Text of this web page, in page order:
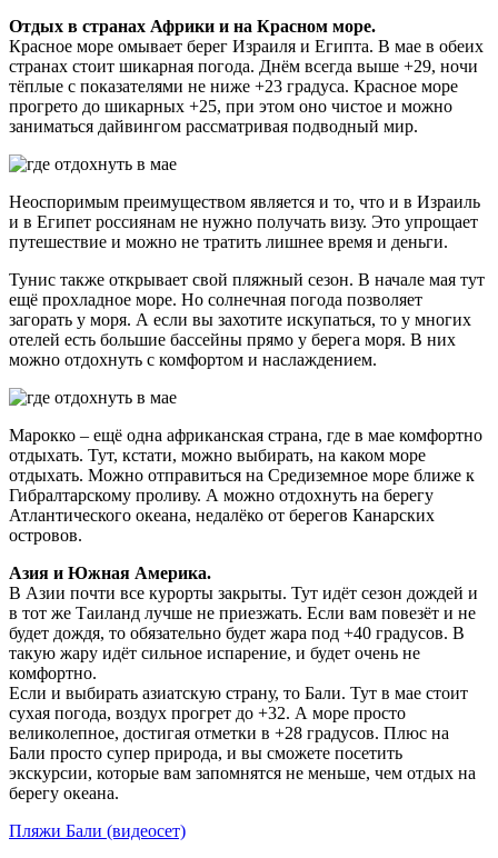
Отдых в странах Африки и на Красном море.
Красное море омывает берег Израиля и Египта. В мае в обеих
странах стоит шикарная погода. Днём всегда выше +29, ночи
тёплые с показателями не ниже +23 градуса. Красное море
прогрето до шикарных +25, при этом оно чистое и можно
заниматься дайвингом рассматривая подводный мир.
Неоспоримым преимуществом является и то, что и в Израиль
и в Египет россиянам не нужно получать визу. Это упрощает
путешествие и можно не тратить лишнее время и деньги.
Тунис также открывает свой пляжный сезон. В начале мая тут
ещё прохладное море. Но солнечная погода позволяет
загорать у моря. А если вы захотите искупаться, то у многих
отелей есть большие бассейны прямо у берега моря. В них
можно отдохнуть с комфортом и наслаждением.
Марокко – ещё одна африканская страна, где в мае комфортно
отдыхать. Тут, кстати, можно выбирать, на каком море
отдыхать. Можно отправиться на Средиземное море ближе к
Гибралтарскому проливу. А можно отдохнуть на берегу
Атлантического океана, недалёко от берегов Канарских
островов.
Азия и Южная Америка.
В Азии почти все курорты закрыты. Тут идёт сезон дождей и
в тот же Таиланд лучше не приезжать. Если вам повезёт и не
будет дождя, то обязательно будет жара под +40 градусов. В
такую жару идёт сильное испарение, и будет очень не
комфортно.
Если и выбирать азиатскую страну, то Бали. Тут в мае стоит
сухая погода, воздух прогрет до +32. А море просто
великолепное, достигая отметки в +28 градусов. Плюс на
Бали просто супер природа, и вы сможете посетить
экскурсии, которые вам запомнятся не меньше, чем отдых на
берегу океана.
Пляжи Бали (видеосет)